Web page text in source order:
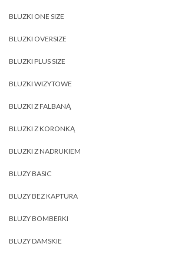
BLUZKI ONE SIZE
BLUZKI OVERSIZE
BLUZKI PLUS SIZE
BLUZKI WIZYTOWE
BLUZKI Z FALBANĄ
BLUZKI Z KORONKĄ
BLUZKI Z NADRUKIEM
BLUZY BASIC
BLUZY BEZ KAPTURA
BLUZY BOMBERKI
BLUZY DAMSKIE